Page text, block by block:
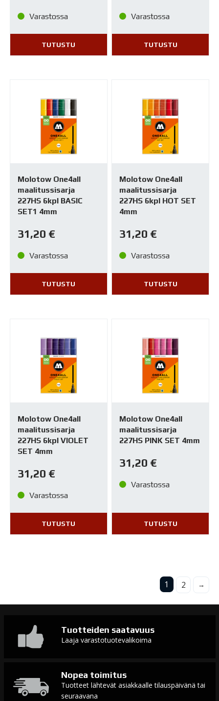
Varastossa
TUTUSTU
Varastossa
TUTUSTU
Molotow One4all
maalitussisarja
227HS 6kpl BASIC
SET1 4mm
31,20 €
Varastossa
TUTUSTU
Molotow One4all
maalitussisarja
227HS 6kpl HOT SET
4mm
31,20 €
Varastossa
TUTUSTU
Molotow One4all
maalitussisarja
227HS 6kpl VIOLET
SET 4mm
31,20 €
Varastossa
TUTUSTU
Molotow One4all
maalitussisarja
227HS PINK SET 4mm
31,20 €
Varastossa
TUTUSTU
1 2 →
Tuotteiden saatavuus
Laaja varastotuotevalikoima
Nopea toimitus
Tuotteet lähtevät asiakkaalle tilauspäivänä tai
seuraavana